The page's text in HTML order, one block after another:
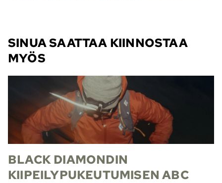
SINUA SAATTAA KIINNOSTAA
MYÖS
BLACK DIAMONDIN
KIIPEILYPUKEUTUMISEN ABC